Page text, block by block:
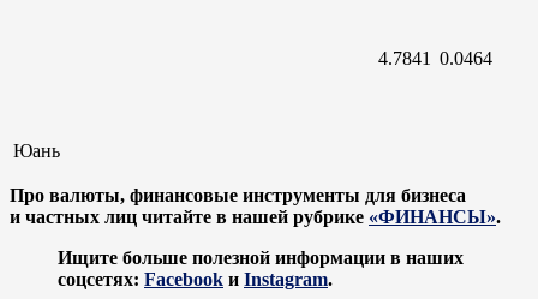
Юань
4.7841 0.0464
Про валюты, финансовые инструменты для бизнеса
и частных лиц читайте в нашей рубрике «ФИНАНСЫ».
Ищите больше полезной информации в наших
соцсетях: Facebook и Instagram.